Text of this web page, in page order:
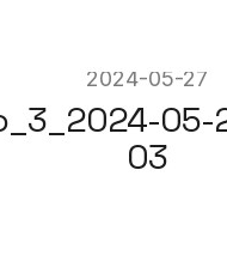
2024-05-27
05-
03